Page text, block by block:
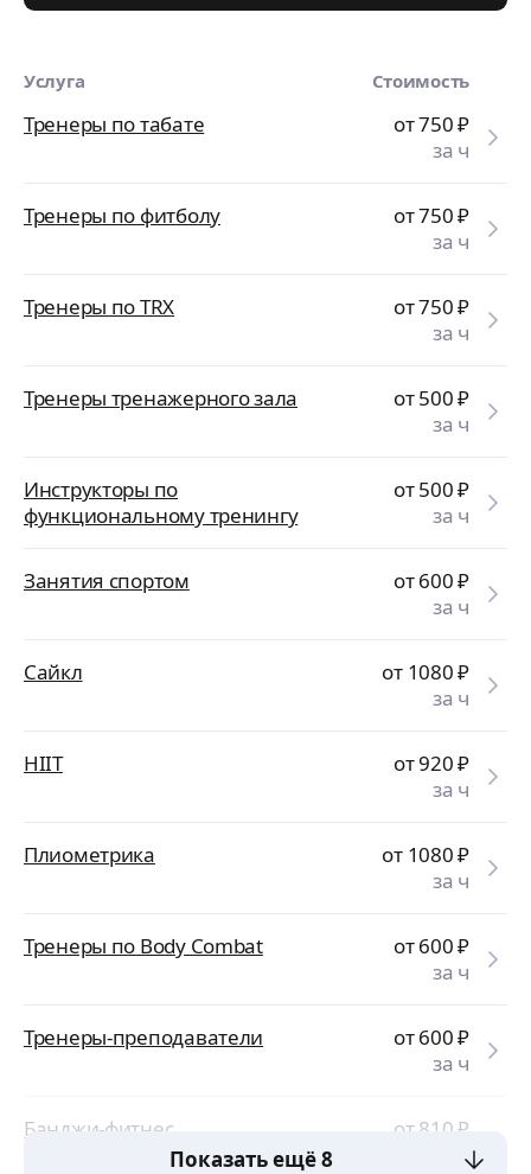
Услуга Стоимость
Тренеры по табате от 750₽
за ч
Тренеры по фитболу от 750₽
за ч
Тренеры по TRX от 750₽
за ч
Тренеры тренажерного зала от 500₽
за ч
Инструкторы по
функциональному тренингу
от 500₽
за ч
Занятия спортом от 600₽
за ч
Сайкл от 1080₽
за ч
HIIT от 920₽
за ч
Плиометрика от 1080₽
за ч
Тренеры по Body Combat от 600₽
за ч
Тренеры-преподаватели от 600₽
за ч
Банджи-фитнес от 810₽
за ч
Показать ещё 8